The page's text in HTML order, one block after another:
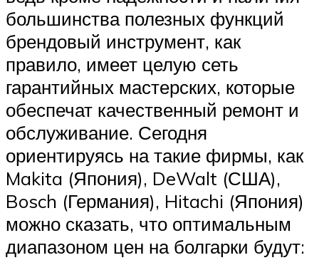
большинства полезных функций
брендовый инструмент, как
правило, имеет целую сеть
гарантийных мастерских, которые
обеспечат качественный ремонт и
обслуживание. Сегодня
ориентируясь на такие фирмы, как
Makita (Япония), DeWalt (США),
Bosch (Германия), Hitachi (Япония)
можно сказать, что оптимальным
диапазоном цен на болгарки будут: